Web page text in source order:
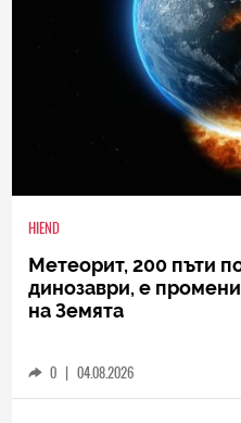
HIEND
Метеорит, 200 пъти
динозаври, е
на Земята
0 | 04.08.2026